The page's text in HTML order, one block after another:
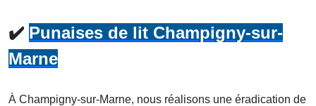
✔️ Punaises de lit Champigny-sur-
Marne
À Champigny-sur-Marne, nous réalisons une éradication de